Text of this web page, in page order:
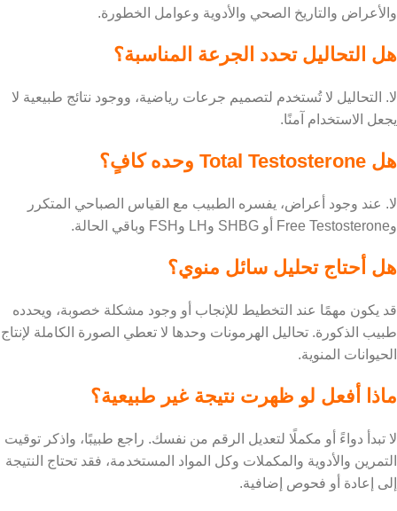
والأعراض والتاريخ الصحي والأدوية وعوامل الخطورة.
هل التحاليل تحدد الجرعة المناسبة؟
لا. التحاليل لا تُستخدم لتصميم جرعات رياضية، ووجود نتائج طبيعية لا
يجعل الاستخدام آمنًا.
هل Total Testosterone وحده كافٍ؟
لا. عند وجود أعراض، يفسره الطبيب مع القياس الصباحي المتكرر
وFree Testosterone أو SHBG وLH وFSH وباقي الحالة.
هل أحتاج تحليل سائل منوي؟
قد يكون مهمًا عند التخطيط للإنجاب أو وجود مشكلة خصوبة، ويحدده
طبيب الذكورة. تحاليل الهرمونات وحدها لا تعطي الصورة الكاملة لإنتاج
الحيوانات المنوية.
ماذا أفعل لو ظهرت نتيجة غير طبيعية؟
لا تبدأ دواءً أو مكملًا لتعديل الرقم من نفسك. راجع طبيبًا، واذكر توقيت
التمرين والأدوية والمكملات وكل المواد المستخدمة، فقد تحتاج النتيجة
إلى إعادة أو فحوص إضافية.